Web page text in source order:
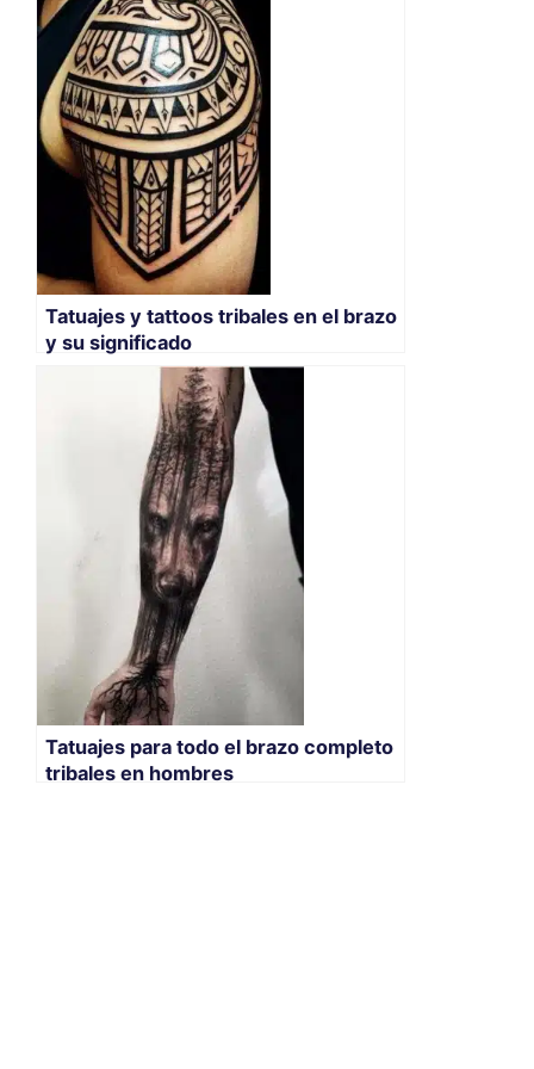
Tatuajes y tattoos tribales en el brazo
y su significado
Tatuajes para todo el brazo completo
tribales en hombres